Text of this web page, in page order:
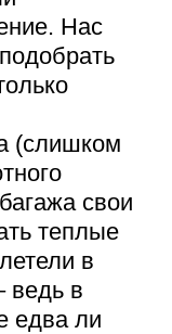
Нас
(слишком
свои
теплые
в
ведь в
едва ли